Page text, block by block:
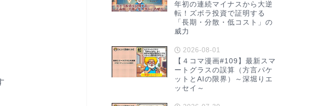
年初の連続マイナスから大逆
転！ズボラ投資で証明する
「長期・分散・低コスト」の
威力
2026-08-01
【４コマ漫画#109】最新スマ
ートグラスの誤算（方言パケ
ットとAIの限界）～深堀りエ
ッセイ～